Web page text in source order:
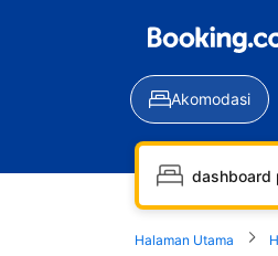
Akomodasi
Halaman Utama